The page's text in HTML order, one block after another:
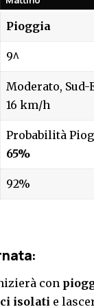
Pioggia
9^
Moderato, Sud-
16 km/h
Probabilità
65%
92%
con
isolati e